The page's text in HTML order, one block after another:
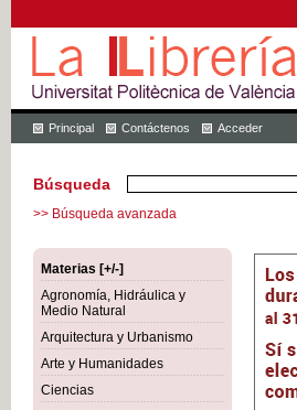
Principal Contáctenos Acceder
Búsqueda
>> Búsqueda avanzada
Materias [+/-]
Agronomía, Hidráulica y
Medio Natural
Arquitectura y Urbanismo
Arte y Humanidades
Ciencias